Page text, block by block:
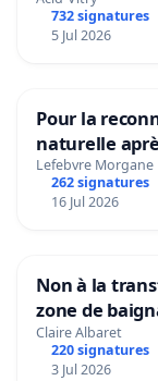
732 signatures
5 Jul 2026
Pour la
naturelle
Aubenas et
Lefebvre Morgane
262 signatures
16 Jul 2026
Non à la
zone de
Claire Albaret
220 signatures
3 Jul 2026